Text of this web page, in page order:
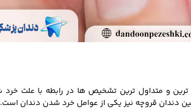
ترین و متداول ترین تشخیص ها در رابطه با علت
دندان قروچه نیز یکی از عوامل خرد شدن دندان است.